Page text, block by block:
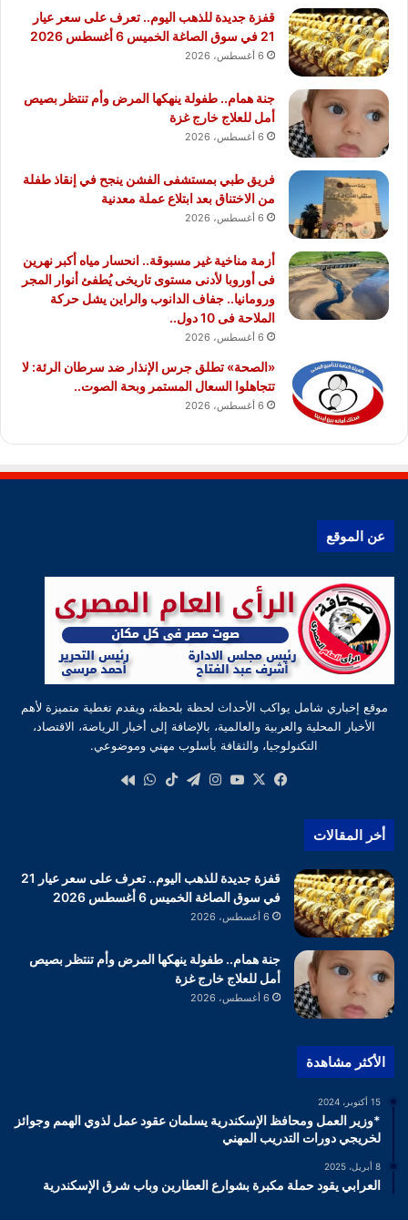
قفزة جديدة للذهب اليوم.. تعرف على سعر عيار
21 في سوق الصاغة الخميس 6 أغسطس 2026
6 أغسطس، 2026
جنة همام.. طفولة ينهكها المرض وأم تنتظر بصيص
أمل للعلاج خارج غزة
6 أغسطس، 2026
فريق طبي بمستشفى الفشن ينجح في إنقاذ طفلة
من الاختناق بعد ابتلاع عملة معدنية
6 أغسطس، 2026
أزمة مناخية غير مسبوقة.. انحسار مياه أكبر نهرين
فى أوروبا لأدنى مستوى تاريخى يُطفئ أنوار المجر
ورومانيا.. جفاف الدانوب والراين يشل حركة
الملاحة فى 10 دول..
6 أغسطس، 2026
«الصحة» تطلق جرس الإنذار ضد سرطان الرئة: لا
تتجاهلوا السعال المستمر وبحة الصوت..
6 أغسطس، 2026
عن الموقع
موقع إخباري شامل يواكب الأحداث لحظة بلحظة، ويقدم تغطية متميزة لأهم
الأخبار المحلية والعربية والعالمية، بالإضافة إلى أخبار الرياضة، الاقتصاد،
التكنولوجيا، والثقافة بأسلوب مهني وموضوعي.
فيسبوك
‫X
‫YouTube
انستقرام
تيلقرام‫TikTokواتساب
أخر المقالات
قفزة جديدة للذهب اليوم.. تعرف على سعر عيار 21
في سوق الصاغة الخميس 6 أغسطس 2026
6 أغسطس، 2026
جنة همام.. طفولة ينهكها المرض وأم تنتظر بصيص
أمل للعلاج خارج غزة
6 أغسطس، 2026
الأكثر مشاهدة
15 أكتوبر، 2024
*وزير العمل ومحافظ الإسكندرية يسلمان عقود عمل لذوي الهمم وجوائز
لخريجي دورات التدريب المهني
8 أبريل، 2025
العرابي يقود حملة مكبرة بشوارع العطارين وباب شرق الإسكندرية